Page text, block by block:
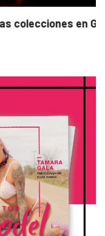
en Galerias